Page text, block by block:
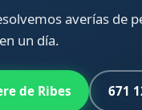
averías de
un día.
de Ribes 671